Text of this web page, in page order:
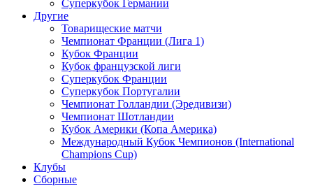
Суперкубок Германии
Другие
Товарищеские матчи
Чемпионат Франции (Лига 1)
Кубок Франции
Кубок французской лиги
Суперкубок Франции
Суперкубок Португалии
Чемпионат Голландии (Эредивизи)
Чемпионат Шотландии
Кубок Америки (Копа Америка)
Международный Кубок Чемпионов (International
Champions Cup)
Клубы
Сборные